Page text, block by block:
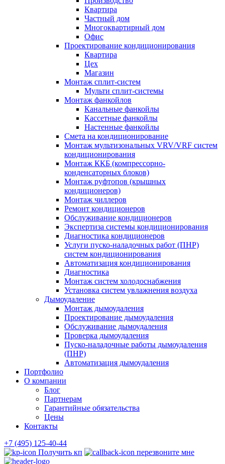
Квартира
Частный дом
Многоквартирный дом
Офис
Проектирование кондиционирования
Квартира
Цех
Магазин
Монтаж сплит-систем
Мульти сплит-системы
Монтаж фанкойлов
Канальные фанкойлы
Кассетные фанкойлы
Настенные фанкойлы
Смета на кондиционирование
Монтаж мультизональных VRV/VRF систем
кондиционирования
Монтаж ККБ (компрессорно-
конденсаторных блоков)
Монтаж руфтопов (крышных
кондиционеров)
Монтаж чиллеров
Ремонт кондиционеров
Обслуживание кондиционеров
Экспертиза системы кондиционирования
Диагностика кондиционеров
Услуги пуско-наладочных работ (ПНР)
систем кондиционирования
Автоматизация кондиционирования
Диагностика
Монтаж систем холодоснабжения
Установка систем увлажнения воздуха
Дымоудаление
Монтаж дымоудаления
Проектирование дымоудаления
Обслуживание дымоудаления
Проверка дымоудаления
Пуско-наладочные работы дымоудаления
(ПНР)
Автоматизация дымоудаления
Портфолио
О компании
Блог
Партнерам
Гарантийные обязательства
Цены
Контакты
+7 (495) 125-40-44
Получить кп
перезвоните мне